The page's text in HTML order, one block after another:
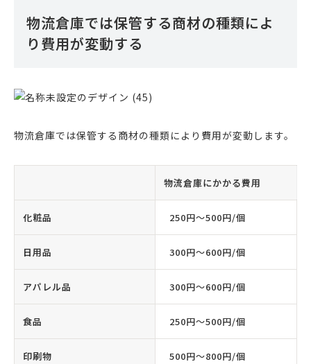
物流倉庫では保管する商材の種類によ
り費用が変動する
物流倉庫では保管する商材の種類により費用が変動します。
物流倉庫にかかる費用
化粧品 250円〜500円/個
日用品 300円〜600円/個
アパレル品 300円〜600円/個
食品 250円〜500円/個
印刷物 500円〜800円/個